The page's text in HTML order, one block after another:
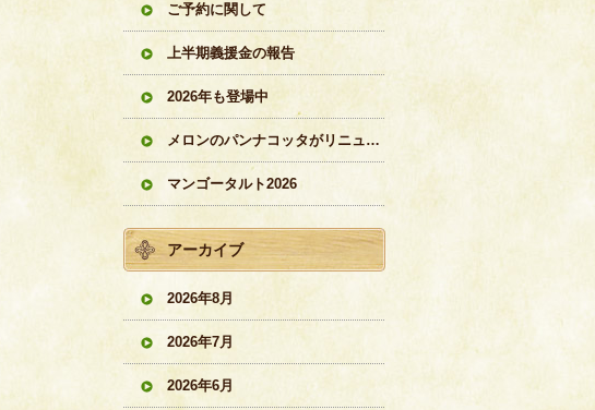
ご予約に関して
上半期義援金の報告
2026年も登場中
メロンのパンナコッタがリニューアル
マンゴータルト2026
アーカイブ
2026年8月
2026年7月
2026年6月